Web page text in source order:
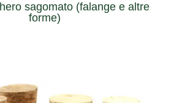
sagomato (falange e altre
forme)